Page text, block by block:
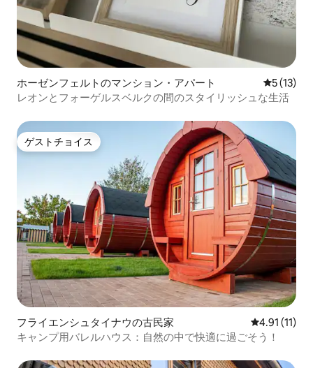
ホーゼンフェルトのマンション・アパート レビュー
5 (13)
レオンとフォーゲルスベルクの間のスタイリッシュな生活
ゲストチョイス
ゲストチョイス
フライエンシュタイナウの古民家 レビュー11
4.91 (11)
キャンプ用バレルハウス：自然の中で快適に過ごそう！